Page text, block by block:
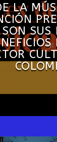
LA
SUS